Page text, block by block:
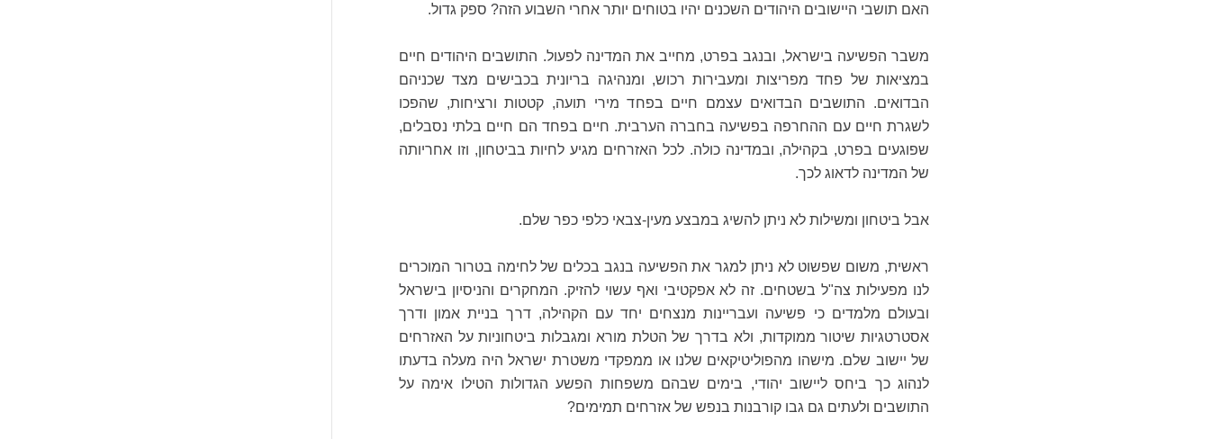
האם תושבי היישובים היהודים השכנים יהיו בטוחים יותר אחרי השבוע הזה? ספק גדול.
משבר הפשיעה בישראל, ובנגב בפרט, מחייב את המדינה לפעול. התושבים היהודים חיים
במציאות של פחד מפריצות ומעבירות רכוש, ומנהיגה בריונית בכבישים מצד שכניהם
הבדואים. התושבים הבדואים עצמם חיים בפחד מירי תועה, קטטות ורציחות, שהפכו
לשגרת חיים עם ההחרפה בפשיעה בחברה הערבית. חיים בפחד הם חיים בלתי נסבלים,
שפוגעים בפרט, בקהילה, ובמדינה כולה. לכל האזרחים מגיע לחיות בביטחון, וזו אחריותה
של המדינה לדאוג לכך.
אבל ביטחון ומשילות לא ניתן להשיג במבצע מעין-צבאי כלפי כפר שלם.
ראשית, משום שפשוט לא ניתן למגר את הפשיעה בנגב בכלים של לחימה בטרור המוכרים
לנו מפעילות צה"ל בשטחים. זה לא אפקטיבי ואף עשוי להזיק. המחקרים והניסיון בישראל
ובעולם מלמדים כי פשיעה ועבריינות מנצחים יחד עם הקהילה, דרך בניית אמון ודרך
אסטרטגיות שיטור ממוקדות, ולא בדרך של הטלת מורא ומגבלות ביטחוניות על האזרחים
של יישוב שלם. מישהו מהפוליטיקאים שלנו או ממפקדי משטרת ישראל היה מעלה בדעתו
לנהוג כך ביחס ליישוב יהודי, בימים שבהם משפחות הפשע הגדולות הטילו אימה על
התושבים ולעתים גם גבו קורבנות בנפש של אזרחים תמימים?